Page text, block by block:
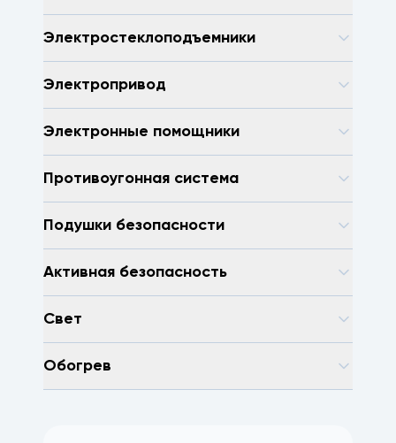
Электростеклоподъемники
Электропривод
Электронные помощники
Противоугонная система
Подушки безопасности
Активная безопасность
Свет
Обогрев